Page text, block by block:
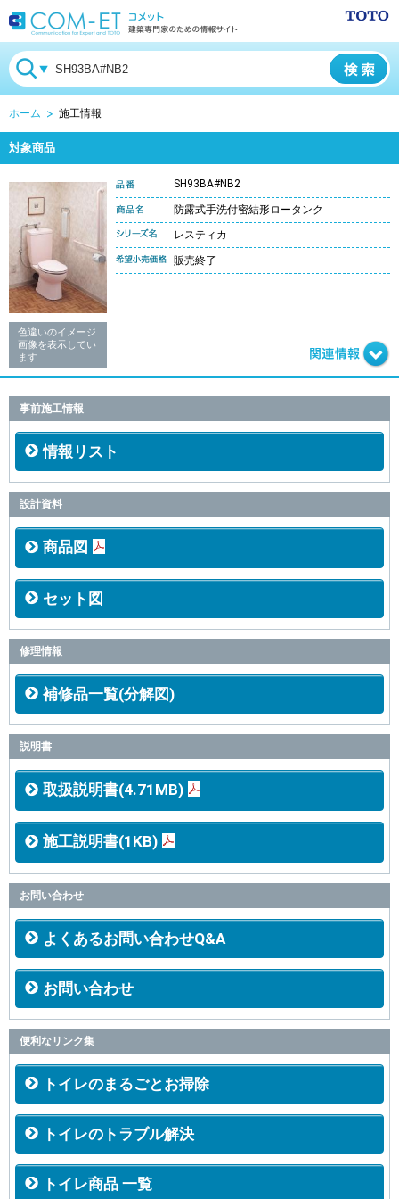
ホーム 施工情報
対象商品
色違いのイメージ
画像を表示してい
ます
SH93BA#NB2
防露式手洗付密結形ロータンク
レスティカ
販売終了
事前施工情報
情報リスト
設計資料
商品図
セット図
修理情報
補修品一覧(分解図)
説明書
取扱説明書(4.71MB)
施工説明書(1KB)
お問い合わせ
よくあるお問い合わせQ&A
お問い合わせ
便利なリンク集
トイレのまるごとお掃除
トイレのトラブル解決
トイレ商品 一覧